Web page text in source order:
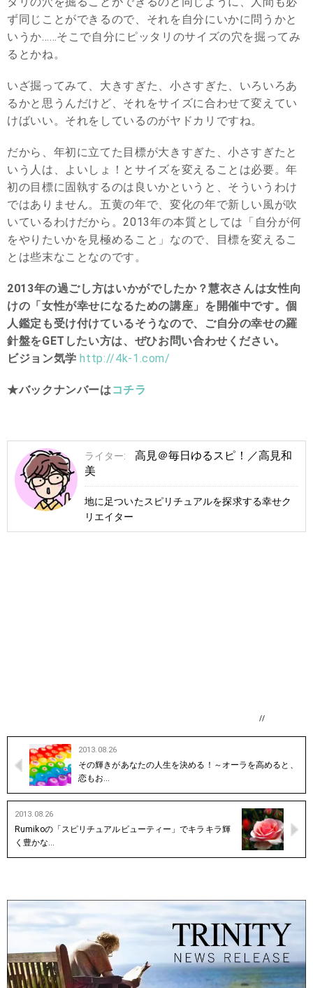
ず同じことができるので、それを自分にいかに問うかと
いうか……そこで自分にピッタリのサイズの穴を掘ってみ
るとかね。
いざ掘ってみて、大きすぎた、小さすぎた、いろいろあ
るかと思うんだけど、それをサイズに合わせて変えてい
けばいい。それをしているのがヤドカリですね。
だから、年初に立てた目標が大きすぎた、小さすぎたと
いう人は、よいしょ！とサイズを変えることは必要。年
初の目標に固執するのは良いかというと、そういうわけ
ではありません。五黄の年で、変化の年で新しい風が吹
いているわけだから。2013年の本質としては「自分が何
をやりたいかを見極めること」なので、目標を変えるこ
とは些末なことなのです。
2013年の過ごし方はいかがでしたか？慧衣さんは女性向
けの「女性が幸せになるための講座」を開催中です。個
人鑑定も受け付けているそうなので、ご自分の幸せの羅
針盤をGETしたい方は、ぜひお問い合わせください。
ビジョン気学 http://4k-1.com/
★バックナンバーは コチラ
ライター:
高見＠毎日ゆるスピ！／高見和
美
地に足ついたスピリチュアルを探求する幸せク
リエイター
//
2013.08.26
その輝きがあなたの人生を決める！～オーラを高めると、
恋もお…
2013.08.26
Rumikoの「スピリチュアルビューティー」でキラキラ輝
く豊かな…